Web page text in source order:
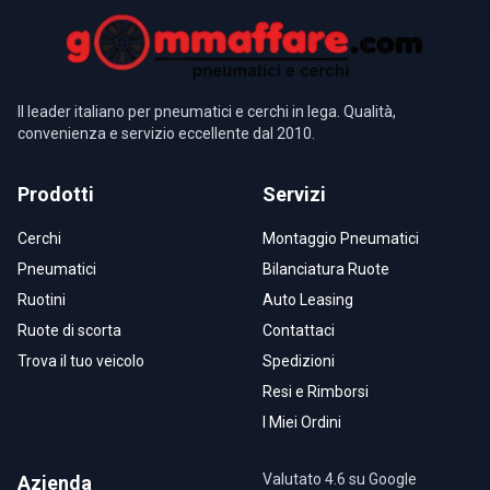
Il leader italiano per pneumatici e cerchi in lega. Qualità,
convenienza e servizio eccellente dal 2010.
Prodotti
Cerchi
Pneumatici
Ruotini
Ruote di scorta
Trova il tuo veicolo
Servizi
Montaggio Pneumatici
Bilanciatura Ruote
Auto Leasing
Contattaci
Spedizioni
Resi e Rimborsi
I Miei Ordini
Azienda Valutato 4.6 su Google